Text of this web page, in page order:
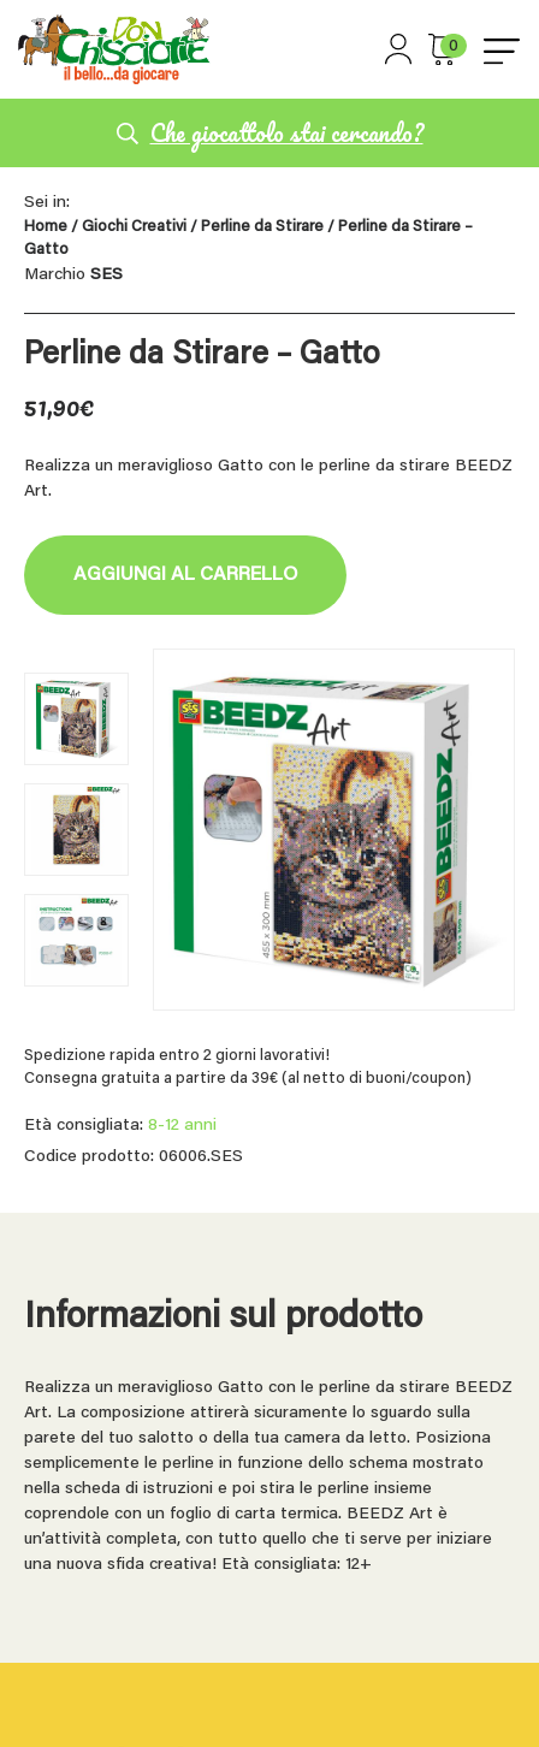
0
Che giocattolo stai cercando?
Sei in:
Home / Giochi Creativi / Perline da Stirare / Perline da Stirare –
Gatto
Marchio SES
Perline da Stirare – Gatto
51,90€
Realizza un meraviglioso Gatto con le perline da stirare BEEDZ
Art.
AGGIUNGI AL CARRELLO
Spedizione rapida entro 2 giorni lavorativi!
Consegna gratuita a partire da 39€ (al netto di buoni/coupon)
Età consigliata: 8-12 anni
Codice prodotto: 06006.SES
Informazioni sul prodotto
Realizza un meraviglioso Gatto con le perline da stirare BEEDZ
Art. La composizione attirerà sicuramente lo sguardo sulla
parete del tuo salotto o della tua camera da letto. Posiziona
semplicemente le perline in funzione dello schema mostrato
nella scheda di istruzioni e poi stira le perline insieme
coprendole con un foglio di carta termica. BEEDZ Art è
un’attività completa, con tutto quello che ti serve per iniziare
una nuova sfida creativa! Età consigliata: 12+